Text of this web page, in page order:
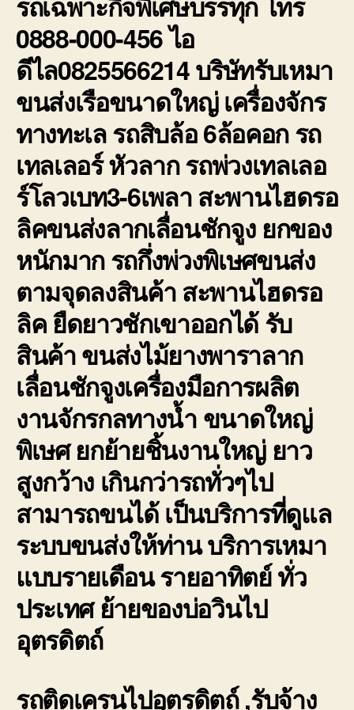
0888-000-456 ไอ
ดีไล0825566214 บริษัทรับเหมา
ขนส่งเรือขนาดใหญ่ เครื่องจักร
ทางทะเล รถสิบล้อ 6ล้อคอก รถ
เทลเลอร์ หัวลาก รถพ่วงเทลเลอ
ร์โลวเบท3-6เพลา สะพานไฮดรอ
ลิคขนส่งลากเลื่อนชักจูง ยกของ
หนักมาก รถกึ่งพ่วงพิเษศขนส่ง
ตามจุดลงสินค้า สะพานไฮดรอ
ลิค ยืดยาวชักเขาออกได้ รับ
สินค้า ขนส่งไม้ยางพาราลาก
เลื่อนชักจูงเครื่องมือการผลิต
งานจักรกลทางน้ำ ขนาดใหญ่
พิเษศ ยกย้ายชิ้นงานใหญ่ ยาว
สูงกว้าง เกินกว่ารถทั่วๆไป
สามารถขนได้ เป็นบริการที่ดูแล
ระบบขนส่งให้ท่าน บริการเหมา
แบบรายเดือน รายอาทิตย์ ทั่ว
ประเทศ ย้ายของบ่อวินไป
อุตรดิตถ์
รถติดเครนไปอุตรดิตถ์ ,รับจ้าง